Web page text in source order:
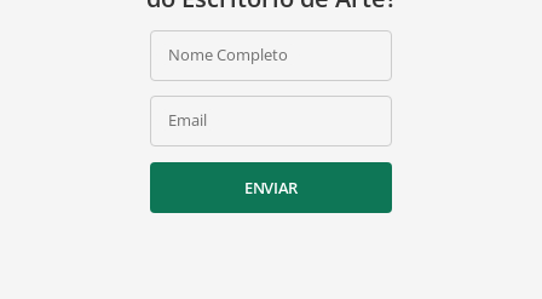
Nome Completo
Email
ENVIAR